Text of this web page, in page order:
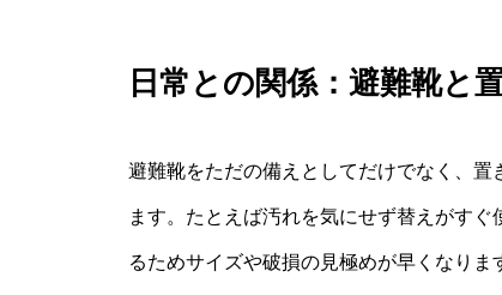
日常との関係：避難靴と
避難靴をただの備えとしてだけでなく、
ます。たとえば汚れを気にせず替えがす
るためサイズや破損の見極めが早くなり